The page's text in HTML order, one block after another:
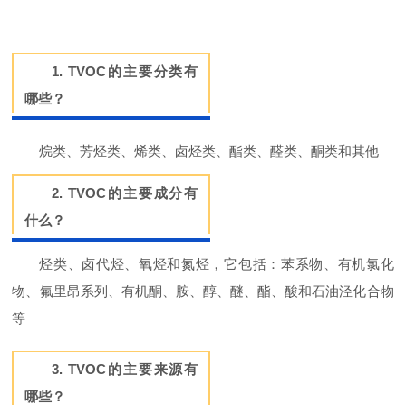
1. TVOC的主要分类有
哪些？
烷类、芳烃类、烯类、卤烃类、酯类、醛类、酮类和其他
2. TVOC的主要成分有
什么？
烃类、卤代烃、氧烃和氮烃，它包括：苯系物、有机氯化
物、氟里昂系列、有机酮、胺、醇、醚、酯、酸和石油泾化合物
等
3. TVOC的主要来源有
哪些？